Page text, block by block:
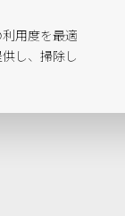
用度を最適
し、掃除し